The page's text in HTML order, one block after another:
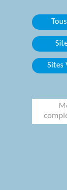
Tous les sites
Sites Easily
Sites ViaPatient